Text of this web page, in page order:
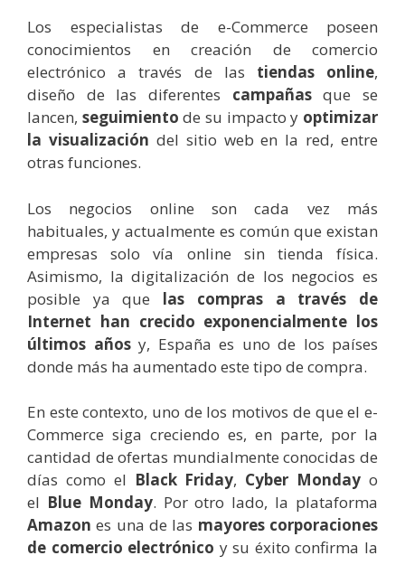
Los especialistas de e-Commerce poseen
conocimientos en creación de comercio
electrónico a través de las tiendas online,
diseño de las diferentes campañasque se
lancen, seguimiento de su impacto y optimizar
la visualización del sitio web en la red, entre
otras funciones.
Los negocios online son cada vez más
habituales, y actualmente es común que existan
empresas solo vía online sin tienda física.
Asimismo, la digitalización de los negocios es
posible ya que las compras a través de
Internet han crecido exponencialmente los
últimos añosy, España es uno de los países
donde más ha aumentado este tipo de compra.
En este contexto, uno de los motivos de que el e-
Commerce siga creciendo es, en parte, por la
cantidad de ofertas mundialmente conocidas de
días como el Black Friday, Cyber Monday o
el Blue Monday. Por otro lado, la plataforma
Amazon es una de las mayores corporaciones
de comercio electrónico y su éxito confirma la